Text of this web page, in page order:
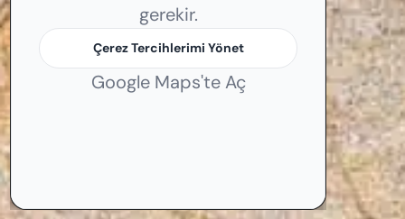
gerekir.
Çerez Tercihlerimi Yönet
Google Maps'te Aç